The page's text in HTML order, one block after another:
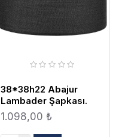
38*38h22 Abajur
Lambader Şapkası.
1.098,00 ₺